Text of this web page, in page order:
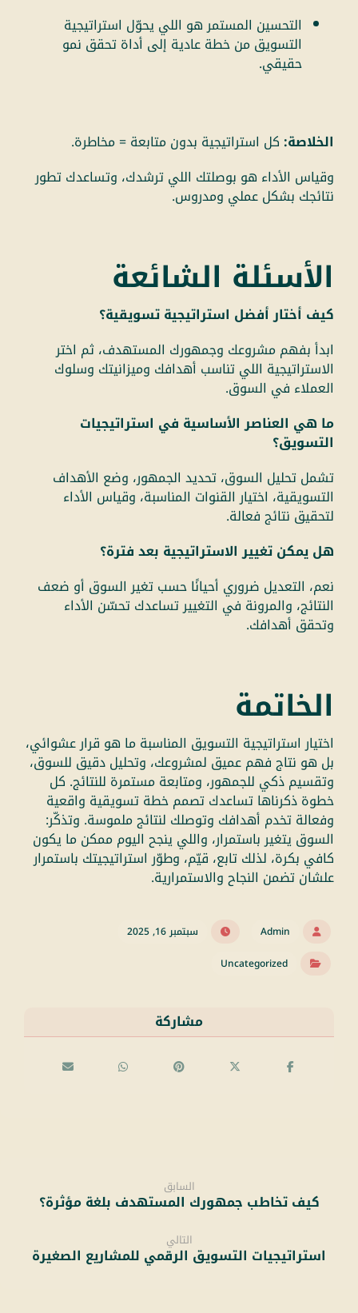
التحسين المستمر هو اللي يحوّل استراتيجية
التسويق من خطة عادية إلى أداة تحقق نمو
حقيقي.
الخلاصة: كل استراتيجية بدون متابعة = مخاطرة.
وقياس الأداء هو بوصلتك اللي ترشدك، وتساعدك تطور
نتائجك بشكل عملي ومدروس.
الأسئلة الشائعة
كيف أختار أفضل استراتيجية تسويقية؟
ابدأ بفهم مشروعك وجمهورك المستهدف، ثم اختر
الاستراتيجية اللي تناسب أهدافك وميزانيتك وسلوك
العملاء في السوق.
ما هي العناصر الأساسية في استراتيجيات
التسويق؟
تشمل تحليل السوق، تحديد الجمهور، وضع الأهداف
التسويقية، اختيار القنوات المناسبة، وقياس الأداء
لتحقيق نتائج فعالة.
هل يمكن تغيير الاستراتيجية بعد فترة؟
نعم، التعديل ضروري أحيانًا حسب تغير السوق أو ضعف
النتائج، والمرونة في التغيير تساعدك تحسّن الأداء
وتحقق أهدافك.
الخاتمة
اختيار استراتيجية التسويق المناسبة ما هو قرار عشوائي،
بل هو نتاج فهم عميق لمشروعك، وتحليل دقيق للسوق،
وتقسيم ذكي للجمهور، ومتابعة مستمرة للنتائج. كل
خطوة ذكرناها تساعدك تصمم خطة تسويقية واقعية
وفعالة تخدم أهدافك وتوصلك لنتائج ملموسة. وتذكّر:
السوق يتغير باستمرار، واللي ينجح اليوم ممكن ما يكون
كافي بكرة، لذلك تابع، قيّم، وطوّر استراتيجيتك باستمرار
علشان تضمن النجاح والاستمرارية.
Admin
سبتمبر 16, 2025
Uncategorized
السابق
كيف تخاطب جمهورك المستهدف بلغة مؤثرة؟
التالي
استراتيجيات التسويق الرقمي للمشاريع الصغيرة